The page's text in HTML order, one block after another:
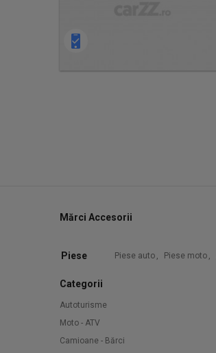
Mărci Accesorii
Piese Piese auto , Piese moto ,
Categorii
Autoturisme
Moto - ATV
Camioane - Bărci